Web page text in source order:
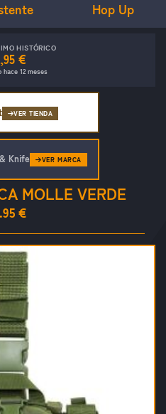
Hop Up
HISTÓRICO
€
12 meses
VER TIENDA
MOLLE VERDE
€
Knife VER MARCA